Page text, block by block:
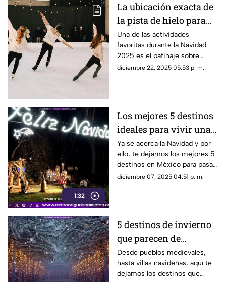
La ubicación exacta de
la pista de hielo para
patinar gratis en
Aguascalientes en
Navidad 2025
Una de las actividades
favoritas durante la Navidad
2025 es el patinaje sobre
hielo; te decimos dónde está
diciembre 22, 2025 05:53 p. m.
1:32
Los mejores 5 destinos
ideales para vivir una
Navidad inolvidable en
México
Ya se acerca la Navidad y por
ello, te dejamos los mejores 5
destinos en México para pasar
la temporada en familia,
diciembre 07, 2025 04:51 p. m.
5 destinos de invierno
que parecen de
película; pueblos
nevados y villas
navideñas para visitar
Desde pueblos medievales,
hasta villas navideñas, aquí te
dejamos los destinos que